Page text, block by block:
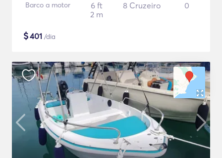
Barco a motor
6 ft
2 m
8 Cruzeiro 0
$401 /dia